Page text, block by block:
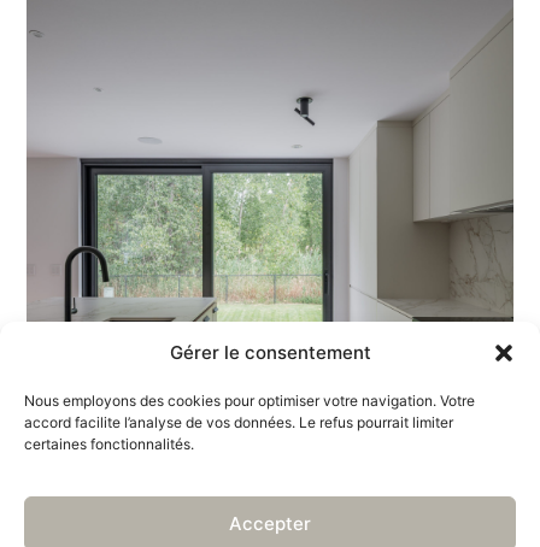
Gérer le consentement
Nous employons des cookies pour optimiser votre navigation. Votre
accord facilite l’analyse de vos données. Le refus pourrait limiter
certaines fonctionnalités.
Accepter